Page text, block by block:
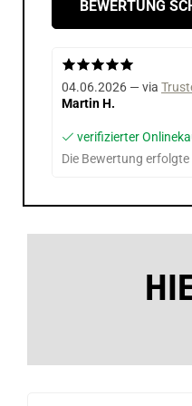
BEWERTUNG
04.06.2026 — via
Martin H.
verifizierter
Die Bewertung